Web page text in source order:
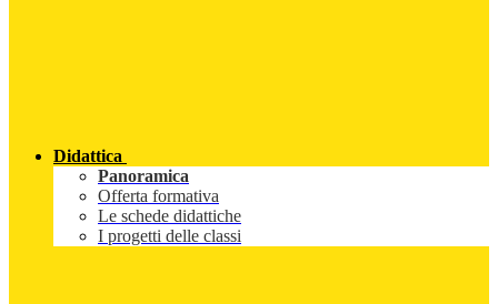
Didattica
Panoramica
Offerta formativa
Le schede didattiche
I progetti delle classi